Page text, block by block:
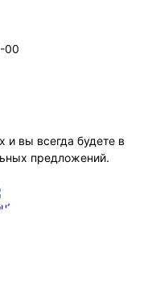
00
и вы всегда будете в
предложений.